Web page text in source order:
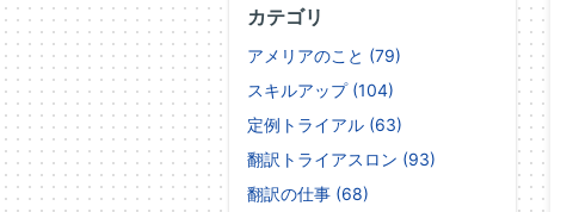
カテゴリ
アメリアのこと (79)
スキルアップ (104)
定例トライアル (63)
翻訳トライアスロン (93)
翻訳の仕事 (68)